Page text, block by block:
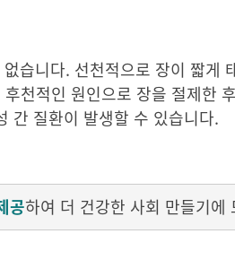
습니다. 선천적으로 장이 짧게
천적인 원인으로 장을 절제한
간 질환이 발생할 수 있습니다.
공하여 더 건강한 사회 만들기에